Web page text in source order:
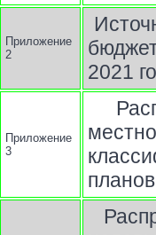
Приложение
2
2021
Приложение
3